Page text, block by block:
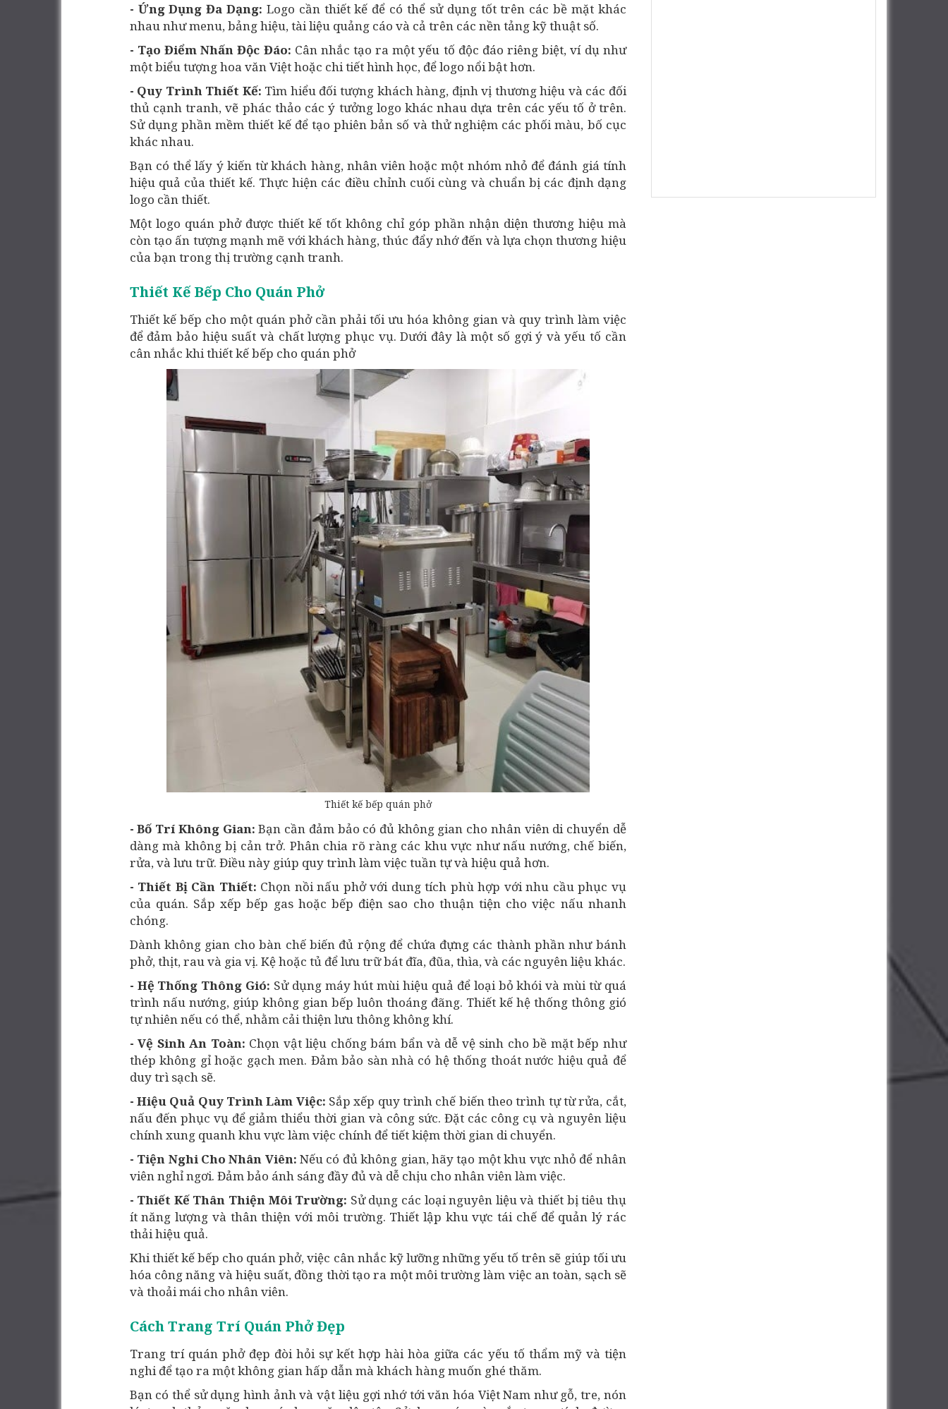
- Ứng Dụng Đa Dạng: Logo cần thiết kế để có thể sử dụng tốt trên các bề mặt khác
nhau như menu, bảng hiệu, tài liệu quảng cáo và cả trên các nền tảng kỹ thuật số.
- Tạo Điểm Nhấn Độc Đáo: Cân nhắc tạo ra một yếu tố độc đáo riêng biệt, ví dụ như
một biểu tượng hoa văn Việt hoặc chi tiết hình học, để logo nổi bật hơn.
- Quy Trình Thiết Kế: Tìm hiểu đối tượng khách hàng, định vị thương hiệu và các đối
thủ cạnh tranh, vẽ phác thảo các ý tưởng logo khác nhau dựa trên các yếu tố ở trên.
Sử dụng phần mềm thiết kế để tạo phiên bản số và thử nghiệm các phối màu, bố cục
khác nhau.
Bạn có thể lấy ý kiến từ khách hàng, nhân viên hoặc một nhóm nhỏ để đánh giá tính
hiệu quả của thiết kế. Thực hiện các điều chỉnh cuối cùng và chuẩn bị các định dạng
logo cần thiết.
Một logo quán phở được thiết kế tốt không chỉ góp phần nhận diện thương hiệu mà
còn tạo ấn tượng mạnh mẽ với khách hàng, thúc đẩy nhớ đến và lựa chọn thương hiệu
của bạn trong thị trường cạnh tranh.
Thiết Kế Bếp Cho Quán Phở
Thiết kế bếp cho một quán phở cần phải tối ưu hóa không gian và quy trình làm việc
để đảm bảo hiệu suất và chất lượng phục vụ. Dưới đây là một số gợi ý và yếu tố cần
cân nhắc khi thiết kế bếp cho quán phở
Thiết kế bếp quán phở
- Bố Trí Không Gian:Bạn cần đảm bảo có đủ không gian cho nhân viên di chuyển dễ
dàng mà không bị cản trở. Phân chia rõ ràng các khu vực như nấu nướng, chế biến,
rửa, và lưu trữ. Điều này giúp quy trình làm việc tuần tự và hiệu quả hơn.
- Thiết Bị Cần Thiết: Chọn nồi nấu phở với dung tích phù hợp với nhu cầu phục vụ
của quán. Sắp xếp bếp gas hoặc bếp điện sao cho thuận tiện cho việc nấu nhanh
chóng.
Dành không gian cho bàn chế biến đủ rộng để chứa đựng các thành phần như bánh
phở, thịt, rau và gia vị. Kệ hoặc tủ để lưu trữ bát đĩa, đũa, thìa, và các nguyên liệu khác.
- Hệ Thống Thông Gió: Sử dụng máy hút mùi hiệu quả để loại bỏ khói và mùi từ quá
trình nấu nướng, giúp không gian bếp luôn thoáng đãng. Thiết kế hệ thống thông gió
tự nhiên nếu có thể, nhằm cải thiện lưu thông không khí.
- Vệ Sinh An Toàn: Chọn vật liệu chống bám bẩn và dễ vệ sinh cho bề mặt bếp như
thép không gỉ hoặc gạch men. Đảm bảo sàn nhà có hệ thống thoát nước hiệu quả để
duy trì sạch sẽ.
- Hiệu Quả Quy Trình Làm Việc: Sắp xếp quy trình chế biến theo trình tự từ rửa, cắt,
nấu đến phục vụ để giảm thiểu thời gian và công sức. Đặt các công cụ và nguyên liệu
chính xung quanh khu vực làm việc chính để tiết kiệm thời gian di chuyển.
- Tiện Nghi Cho Nhân Viên:Nếu có đủ không gian, hãy tạo một khu vực nhỏ để nhân
viên nghỉ ngơi. Đảm bảo ánh sáng đầy đủ và dễ chịu cho nhân viên làm việc.
- Thiết Kế Thân Thiện Môi Trường: Sử dụng các loại nguyên liệu và thiết bị tiêu thụ
ít năng lượng và thân thiện với môi trường. Thiết lập khu vực tái chế để quản lý rác
thải hiệu quả.
Khi thiết kế bếp cho quán phở, việc cân nhắc kỹ lưỡng những yếu tố trên sẽ giúp tối ưu
hóa công năng và hiệu suất, đồng thời tạo ra một môi trường làm việc an toàn, sạch sẽ
và thoải mái cho nhân viên.
Cách Trang Trí Quán Phở Đẹp
Trang trí quán phở đẹp đòi hỏi sự kết hợp hài hòa giữa các yếu tố thẩm mỹ và tiện
nghi để tạo ra một không gian hấp dẫn mà khách hàng muốn ghé thăm.
Bạn có thể sử dụng hình ảnh và vật liệu gợi nhớ tới văn hóa Việt Nam như gỗ, tre, nón